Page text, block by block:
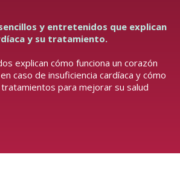
y entretenidos que explican
y su tratamiento.
explican cómo funciona un corazón
caso de insuficiencia cardíaca y cómo
para mejorar su salud